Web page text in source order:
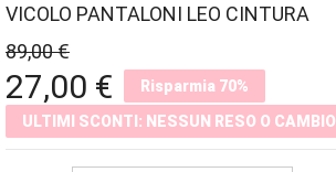
VICOLO PANTALONI LEO CINTURA
89,00 €
27,00 €
Risparmia 70%
ULTIMI SCONTI: NESSUN RESO O CAMBIO